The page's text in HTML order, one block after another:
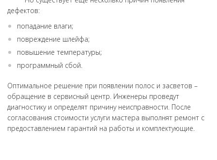
дефектов:
попадание влаги;
повреждение шлейфа;
повышение температуры;
программный сбой.
Оптимальное решение при появлении полос и засветов –
обращение в сервисный центр. Инженеры проведут
диагностику и определят причину неисправности. После
согласования стоимости услуги мастера выполнят ремонт с
предоставлением гарантий на работы и комплектующие.